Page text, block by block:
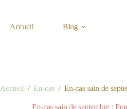
Accueil Blog
Accueil / En-cas / En-cas sain de
En-cas sain de septembre :